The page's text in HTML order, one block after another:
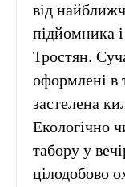
від
підйомника
Тростян.
оформлені в
застелена
Екологічно
табору у
цілодобово